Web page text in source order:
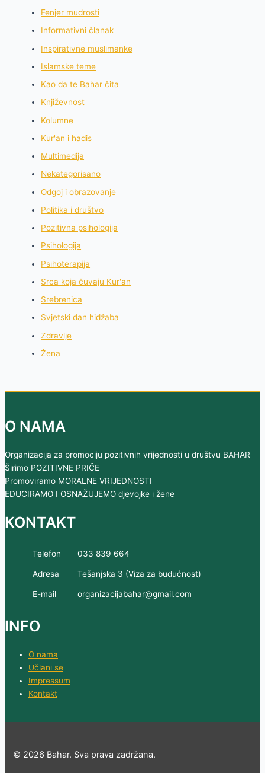
Fenjer mudrosti
Informativni članak
Inspirativne muslimanke
Islamske teme
Kao da te Bahar čita
Književnost
Kolumne
Kur'an i hadis
Multimedija
Nekategorisano
Odgoj i obrazovanje
Politika i društvo
Pozitivna psihologija
Psihologija
Psihoterapija
Srca koja čuvaju Kur'an
Srebrenica
Svjetski dan hidžaba
Zdravlje
Žena
O NAMA
Organizacija za promociju pozitivnih vrijednosti u društvu BAHAR
Širimo POZITIVNE PRIČE
Promoviramo MORALNE VRIJEDNOSTI
EDUCIRAMO I OSNAŽUJEMO djevojke i žene
KONTAKT
Telefon 033 839 664
Adresa Tešanjska 3 (Viza za budućnost)
E-mail organizacijabahar@gmail.com
INFO
O nama
Učlani se
Impressum
Kontakt
© 2026 Bahar. Sva prava zadržana.